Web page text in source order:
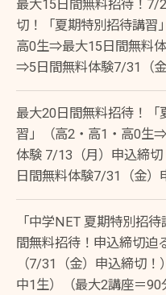
最大15日間無料招待！7/
切！「夏期特別招待講習
高0生⇒最大15日間無料
⇒5日間無料体験7/31（金
最大20日間無料招待！「
習」（高2・高1・高0生
体験 7/13（月）申込締
日間無料体験7/31（金）
「中学NET 夏期特別招
間無料招待！申込締切迫
（7/31（金）申込締切！
中1生）（最大2講座＝